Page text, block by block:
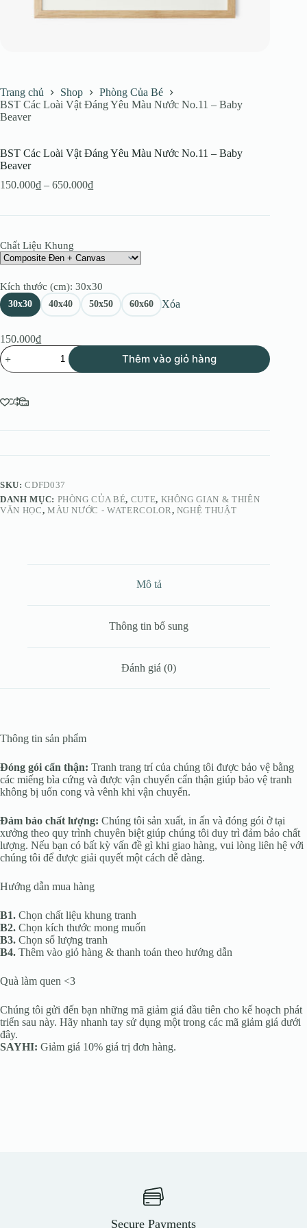
Trang chủ Shop
Phòng Của Bé
BST Các Loài Vật Đáng Yêu Màu Nước No.11 – Baby
Beaver
BST Các Loài Vật Đáng Yêu Màu Nước No.11 – Baby
Beaver
150.000₫ – 650.000₫Khoảng
Chất Liệu Khung
Kích thước (cm): 30x30
30x30 40x40 50x50 60x60 Xóa
150.000₫
BST
Các
Loài
Đáng
Yêu
Nước
-
số
lượng
Thêm vào giỏ hàng
SKU:CDFD037
DANH MỤC: PHÒNG CỦA BÉ, CUTE, KHÔNG GIAN & THIÊN
VĂN HỌC, MÀU NƯỚC - WATERCOLOR , NGHỆ THUẬT
Mô tả
Thông tin bổ sung
Đánh giá (0)
Thông tin sản phẩm
Đóng gói cẩn thận: Tranh trang trí của chúng tôi được bảo vệ bằng
các miếng bìa cứng và được vận chuyển cẩn thận giúp bảo vệ tranh
không bị uốn cong và vênh khi vận chuyển.
Đảm bảo chất lượng: Chúng tôi sản xuất, in ấn và đóng gói ở tại
xưởng theo quy trình chuyên biệt giúp chúng tôi duy trì đảm bảo chất
lượng. Nếu bạn có bất kỳ vấn đề gì khi giao hàng, vui lòng liên hệ với
chúng tôi để được giải quyết một cách dễ dàng.
Hướng dẫn mua hàng
B1. Chọn chất liệu khung tranh
B2. Chọn kích thước mong muốn
B3. Chọn số lượng tranh
B4. Thêm vào giỏ hàng & thanh toán theo hướng dẫn
Quà làm quen <3
Chúng tôi gửi đến bạn những mã giảm giá đầu tiên cho kế hoạch phát
triển sau này. Hãy nhanh tay sử dụng một trong các mã giảm giá dưới
đây.
SAYHI: Giảm giá 10% giá trị đơn hàng.
Secure Payments